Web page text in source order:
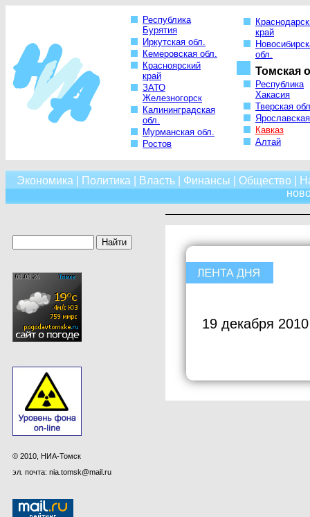
Республика
Бурятия
Иркутская обл.
Кемеровская обл.
Красноярский
край
ЗАТО
Железногорск
Калининградская
обл.
Мурманская обл.
Ростов
край
обл.
Томская
Республика
Хакасия
Тверская
Кавказ
Алтай
Экономика Политика Власть| Финансы Общество
© 2010, НИА-Томск
эл. почта: nia.tomsk@mail.ru
19 декабря